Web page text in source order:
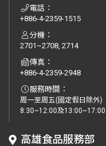
電話：
+886-4-2359-1515
分機：
2701~2708, 2714
傳真：
+886-4-2359-2948
服務時間：
周一至周五(國定假日除外)
8:30~12:00及13:00~17:00
高雄食品服務部